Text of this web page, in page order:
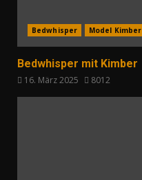
Bedwhisper Model Kimber
Bedwhisper mit Kimber
16. März 2025 8012